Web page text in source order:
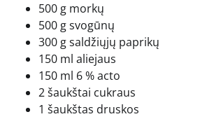
500 g morkų
500 g svogūnų
300 g saldžiųjų paprikų
150 ml aliejaus
150 ml 6 % acto
2 šaukštai cukraus
1 šaukštas druskos